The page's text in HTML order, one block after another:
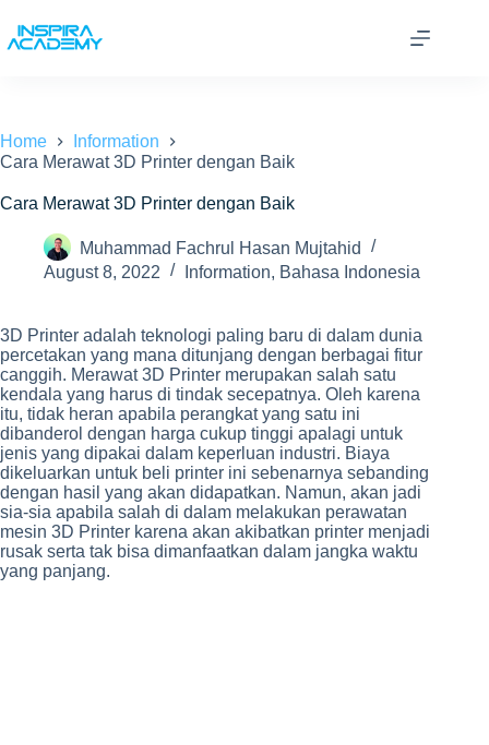
content
Home
Information
Cara Merawat 3D Printer dengan Baik
Cara Merawat 3D Printer dengan Baik
Muhammad Fachrul Hasan Mujtahid
August 8, 2022
Information, Bahasa Indonesia
3D Printer adalah teknologi paling baru di dalam dunia
percetakan yang mana ditunjang dengan berbagai fitur
canggih. Merawat 3D Printer merupakan salah satu
kendala yang harus di tindak secepatnya. Oleh karena
itu, tidak heran apabila perangkat yang satu ini
dibanderol dengan harga cukup tinggi apalagi untuk
jenis yang dipakai dalam keperluan industri. Biaya
dikeluarkan untuk beli printer ini sebenarnya sebanding
dengan hasil yang akan didapatkan. Namun, akan jadi
sia-sia apabila salah di dalam melakukan perawatan
mesin 3D Printer karena akan akibatkan printer menjadi
rusak serta tak bisa dimanfaatkan dalam jangka waktu
yang panjang.